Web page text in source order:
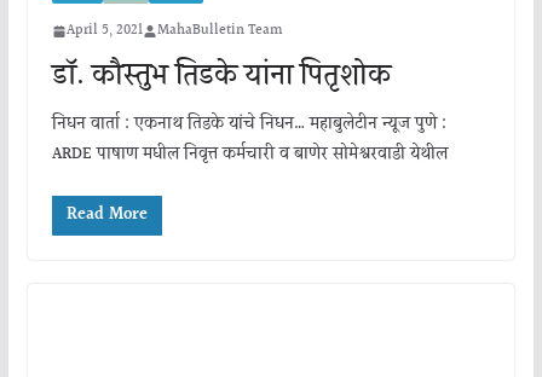
April 5, 2021 MahaBulletin Team
डॉ. कौस्तुभ तिडके यांना पितृशोक
निधन वार्ता : एकनाथ तिडके यांचे निधन… महाबुलेटीन न्यूज पुणे :
ARDE पाषाण मधील निवृत्त कर्मचारी व बाणेर सोमेश्वरवाडी येथील
Read More